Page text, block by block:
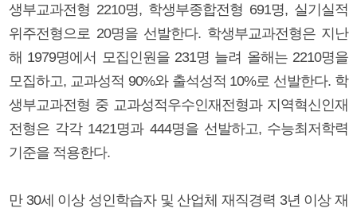
생부교과전형 2210명, 학생부종합전형 691명, 실기실적
위주전형으로 20명을 선발한다. 학생부교과전형은 지난
해 1979명에서 모집인원을 231명 늘려 올해는 2210명을
모집하고, 교과성적 90%와 출석성적 10%로 선발한다. 학
생부교과전형 중 교과성적우수인재전형과 지역혁신인재
전형은 각각 1421명과 444명을 선발하고, 수능최저학력
기준을 적용한다.
만 30세 이상 성인학습자 및 산업체 재직경력 3년 이상 재